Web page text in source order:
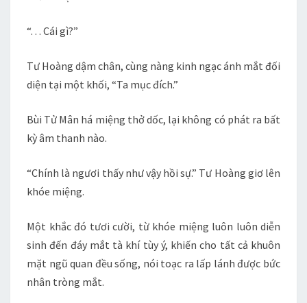
“. . . Cái gì?”
Tư Hoàng dậm chân, cùng nàng kinh ngạc ánh mắt đối
diện tại một khối, “Ta mục đích.”
Bùi Tử Mân há miệng thở dốc, lại không có phát ra bất
kỳ âm thanh nào.
“Chính là ngươi thấy như vậy hồi sự.” Tư Hoàng giơ lên
khóe miệng.
Một khắc đó tươi cười, từ khóe miệng luôn luôn diễn
sinh đến đáy mắt tà khí tùy ý, khiến cho tất cả khuôn
mặt ngũ quan đều sống, nói toạc ra lấp lánh được bức
nhân tròng mắt.